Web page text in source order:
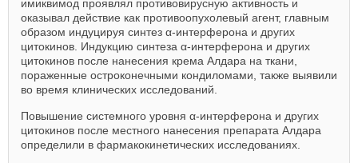
имиквимод проявлял противовирусную активность и
оказывал действие как противоопухолевый агент, главным
образом индуцируя синтез α-интерферона и других
цитокинов. Индукцию синтеза α-интерферона и других
цитокинов после нанесения крема Алдара на ткани,
пораженные остроконечными кондиломами, также выявили
во время клинических исследований.
Повышение системного уровня α-интерферона и других
цитокинов после местного нанесения препарата Алдара
определили в фармакокинетических исследованиях.